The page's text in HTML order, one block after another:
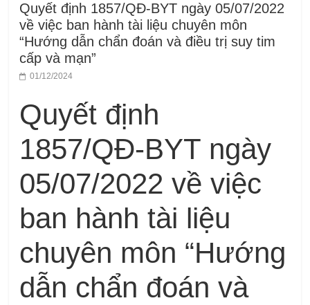
Quyết định 1857/QĐ-BYT ngày 05/07/2022
về việc ban hành tài liệu chuyên môn
“Hướng dẫn chẩn đoán và điều trị suy tim
cấp và mạn”
01/12/2024
Quyết định
1857/QĐ-BYT ngày
05/07/2022 về việc
ban hành tài liệu
chuyên môn “Hướng
dẫn chẩn đoán và